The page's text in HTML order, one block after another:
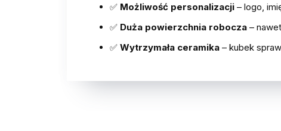
✅ Możliwość personalizacji – logo,
✅ Duża powierzchnia robocza –
✅ Wytrzymała ceramika – kubek